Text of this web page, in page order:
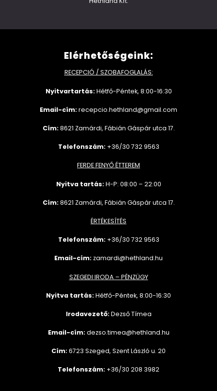
Elérhetőségeink:
RECEPCIÓ / SZOBAFOGLALÁS:
Nyitvartartás:Hétfő-Péntek, 8:00-16:30
Email-cím:recepcio.hethland@gmail.com
Cím:8621 Zamárdi, Fábián Gáspár utca 17.
Telefonszám: +36/30 732 9563
FERDE FENYŐ ÉTTEREM
Nyitva tartás:H-P: 08:00 – 22:00
Cím:8621 Zamárdi, Fábián Gáspár utca 17.
ÉRTÉKESÍTÉS
Telefonszám: +36/30 7329563
Email-cím: zamardi@hethland.hu
SZEGEDI IRODA – PÉNZÜGY
Nyitva tartás:Hétfő-Péntek, 8:00-16:30
Irodavezető:Dezső Tímea
Email-cím: dezso.timea@hethland.hu
Cím:6723 Szeged, Szent László u. 20
Telefonszám: +36/30 208 3982